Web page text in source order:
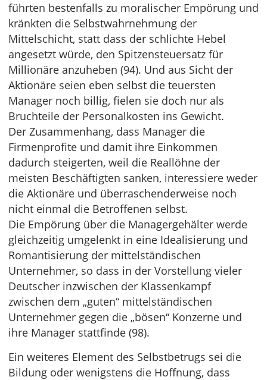
führten bestenfalls zu moralischer Empörung und
kränkten die Selbstwahrnehmung der
Mittelschicht, statt dass der schlichte Hebel
angesetzt würde, den Spitzensteuersatz für
Millionäre anzuheben (94). Und aus Sicht der
Aktionäre seien eben selbst die teuersten
Manager noch billig, fielen sie doch nur als
Bruchteile der Personalkosten ins Gewicht.
Der Zusammenhang, dass Manager die
Firmenprofite und damit ihre Einkommen
dadurch steigerten, weil die Reallöhne der
meisten Beschäftigten sanken, interessiere weder
die Aktionäre und überraschenderweise noch
nicht einmal die Betroffenen selbst.
Die Empörung über die Managergehälter werde
gleichzeitig umgelenkt in eine Idealisierung und
Romantisierung der mittelständischen
Unternehmer, so dass in der Vorstellung vieler
Deutscher inzwischen der Klassenkampf
zwischen dem „guten“ mittelständischen
Unternehmer gegen die „bösen“ Konzerne und
ihre Manager stattfinde (98).
Ein weiteres Element des Selbstbetrugs sei die
Bildung oder wenigstens die Hoffnung, dass